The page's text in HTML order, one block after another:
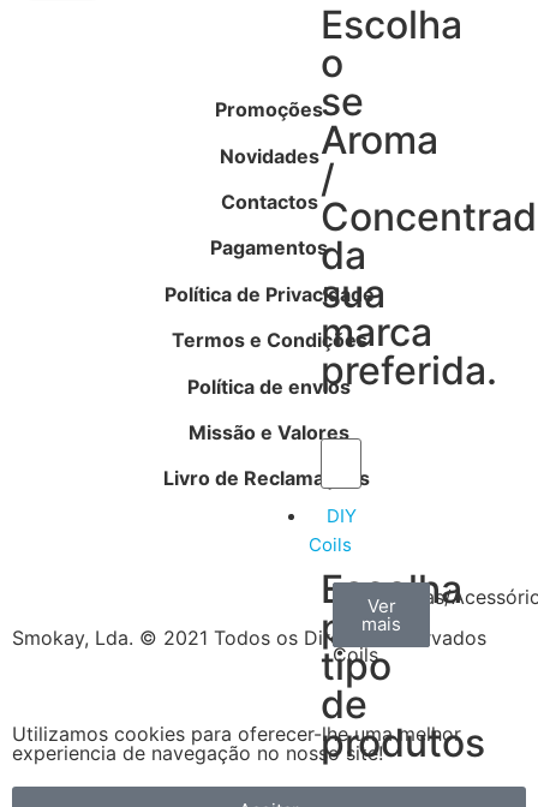
Escolha
o
se
Aroma
/
da
sua
marca
preferida.
DIY
Coils
Escolha
por
tipo
de
produtos
Arame
Coils
Ver
mais
Algodão
Ver
mais
Ferramentas/
Ver
mais
Promoções
Novidades
Contactos
Pagamentos
Política de Privacidade
Termos e Condições
Política de envios
Missão e Valores
Livro de Reclamações
Smokay, Lda. © 2021 Todos os Direitos Reservados
Utilizamos cookies para oferecer-lhe uma melhor
experiencia de navegação no nosso site!